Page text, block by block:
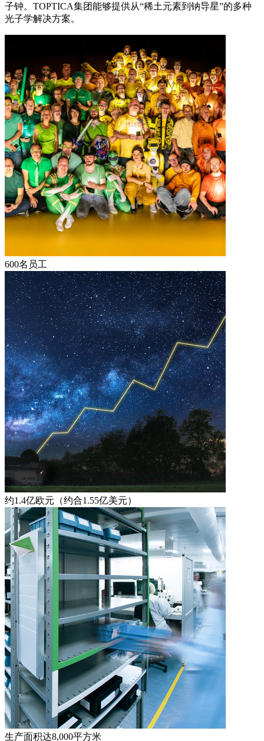
子钟。TOPTICA集团能够提供从“稀土元素到钠导星”的多种
光子学解决方案。
600名员工
约1.4亿欧元（约合1.55亿美元）
生产面积达8,000平方米